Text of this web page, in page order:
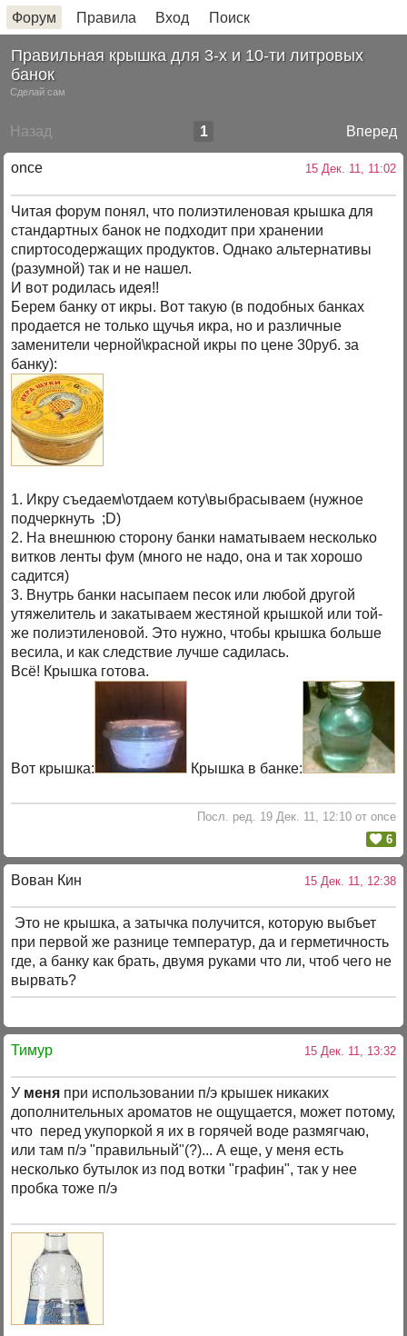
Форум Правила Вход Поиск
Правильная крышка для 3-х и 10-ти литровых
банок
Сделай сам
Назад Вперед
1
once 15 Дек. 11, 11:02
Читая форум понял, что полиэтиленовая крышка для
стандартных банок не подходит при хранении
спиртосодержащих продуктов. Однако альтернативы
(разумной) так и не нашел.
И вот родилась идея!!
Берем банку от икры. Вот такую (в подобных банках
продается не только щучья икра, но и различные
заменители черной\красной икры по цене 30руб. за
банку):
1. Икру съедаем\отдаем коту\выбрасываем (нужное
подчеркнуть ;D)
2. На внешнюю сторону банки наматываем несколько
витков ленты фум (много не надо, она и так хорошо
садится)
3. Внутрь банки насыпаем песок или любой другой
утяжелитель и закатываем жестяной крышкой или той-
же полиэтиленовой. Это нужно, чтобы крышка больше
весила, и как следствие лучше садилась.
Всё! Крышка готова.
Вот крышка: Крышка в банке:
Посл. ред. 19 Дек. 11, 12:10 от once
6
Вован Кин 15 Дек. 11, 12:38
Это не крышка, а затычка получится, которую выбъет
при первой же разнице температур, да и герметичность
где, а банку как брать, двумя руками что ли, чтоб чего не
вырвать?
Тимур 15 Дек. 11, 13:32
У меня при использовании п/э крышек никаких
дополнительных ароматов не ощущается, может потому,
что перед укупоркой я их в горячей воде размягчаю,
или там п/э "правильный"(?)... А еще, у меня есть
несколько бутылок из под вотки "графин", так у нее
пробка тоже п/э